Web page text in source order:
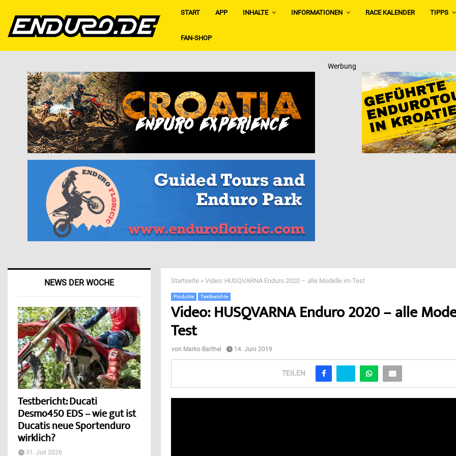
START APP INHALTE INFORMATIONEN RACE KALENDER TIPPS
FAN-SHOP
Werbung
Startseite »Video: HUSQVARNA Enduro 2020 – alle Modelle im Test
Produkte Testberichte
Video: HUSQVARNA Enduro 2020 – alle
Test
von Marko Barthel 14. Juni 2019
TEILEN
NEWS DER WOCHE
Testbericht: Ducati
Desmo450 EDS – wie gut ist
Ducatis neue Sportenduro
wirklich?
31. Juli 2026